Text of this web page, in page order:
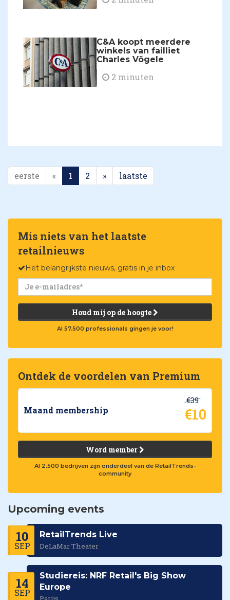
C&A koopt meerdere
winkels van failliet
Charles Vögele
2 minuten
eerste « 1 2 » laatste
Mis niets van het laatste
retailnieuws
Het belangrijkste nieuws, gratis in je inbox
Houd mij op de hoogte
Al 57.500 professionals gingen je voor!
Ontdek de voordelen van Premium
Maand membership
€39
€10
Word member
Al 2.500 bedrijven zijn onderdeel van de RetailTrends-
community
Upcoming events
10
SEP
RetailTrends Live
DeLaMar Theater
14
SEP
Studiereis: NRF Retail's Big Show
Europe